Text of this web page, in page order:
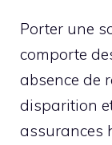
Porter une
comporte
absence de
disparition
assurances